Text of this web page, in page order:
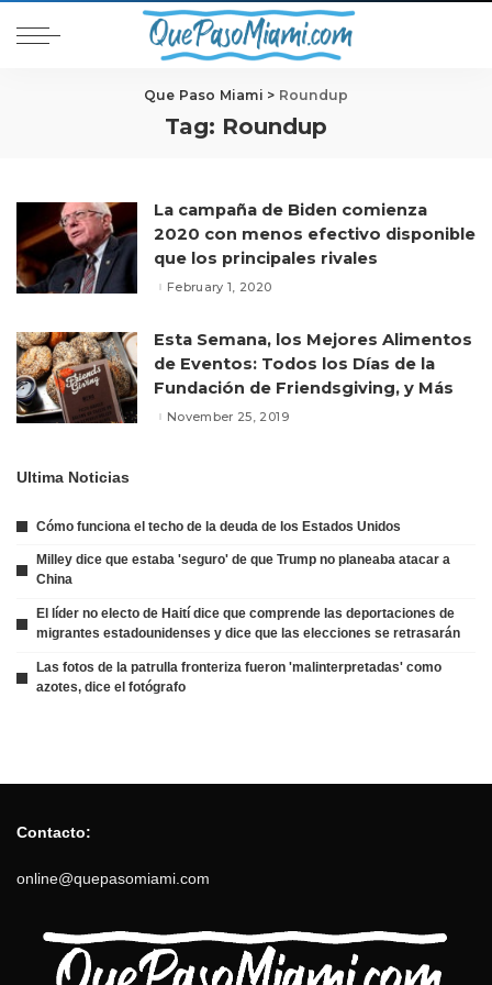
Que Paso Miami > Roundup
Tag: Roundup
La campaña de Biden comienza
2020 con menos efectivo disponible
que los principales rivales
February 1, 2020
Esta Semana, los Mejores Alimentos
de Eventos: Todos los Días de la
Fundación de Friendsgiving, y Más
November 25, 2019
Ultima Noticias
Cómo funciona el techo de la deuda de los Estados Unidos
Milley dice que estaba 'seguro' de que Trump no planeaba atacar a
China
El líder no electo de Haití dice que comprende las deportaciones de
migrantes estadounidenses y dice que las elecciones se retrasarán
Las fotos de la patrulla fronteriza fueron 'malinterpretadas' como
azotes, dice el fotógrafo
Contacto:
online@quepasomiami.com